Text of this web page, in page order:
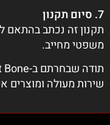
7. סיום תקנון
תקנון זה נכתב בהתאם
משפטי מחייב.
שירות מעולה ומוצרים